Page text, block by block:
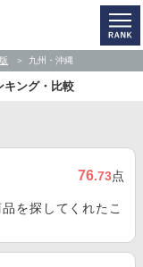
九州・沖縄
キング・比較
76.73点
を探してくれたこ